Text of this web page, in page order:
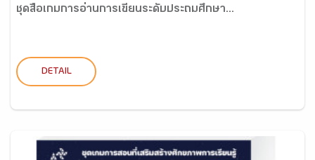
ชุดสื่อเกมการอ่านการเขียนระดับประถมศึกษา...
DETAIL